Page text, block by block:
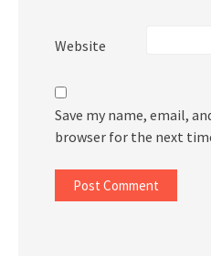
Website
Save my name, email,
browser for the next